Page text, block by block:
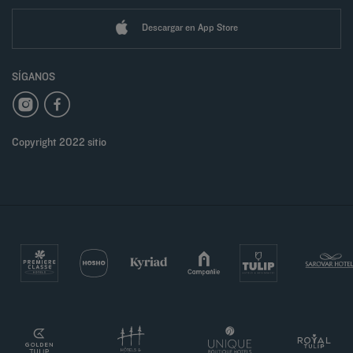
Descargar en App Store
SÍGANOS
Copyright 2022 sitio